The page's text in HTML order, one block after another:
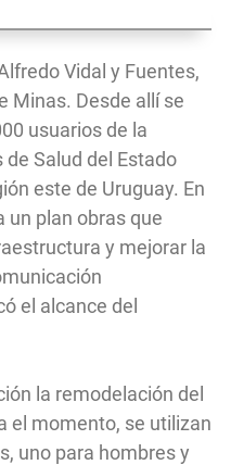
Vidal y Fuentes,
Minas. Desde allí se
usuarios de la
Salud del Estado
este de Uruguay. En
un plan obras que
y mejorar la
el alcance del
la remodelación del
el momento, se utilizan
uno para hombres y